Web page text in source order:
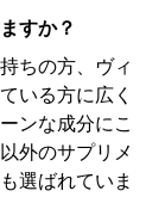
すか？
ちの方、ヴィ
いる方に広く
ンな成分にこ
外のサプリメ
選ばれていま